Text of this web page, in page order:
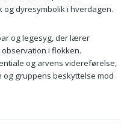
og dyresymbolik i hverdagen.
og legesyg, der lærer
i flokken.
og arvens videreførelse,
gruppens beskyttelse mod